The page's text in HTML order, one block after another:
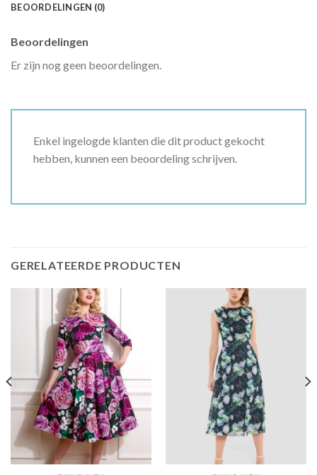
BEOORDELINGEN (0)
Beoordelingen
Er zijn nog geen beoordelingen.
Enkel ingelogde klanten die dit product gekocht
hebben, kunnen een beoordeling schrijven.
GERELATEERDE PRODUCTEN